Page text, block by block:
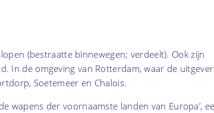
(bestraatte binnewegen; verdeelt). Ook zijn
In de omgeving van Rotterdam, waar de uitgever
Soetemeer en Chalois.
wapens der voornaamste landen van Europa’,